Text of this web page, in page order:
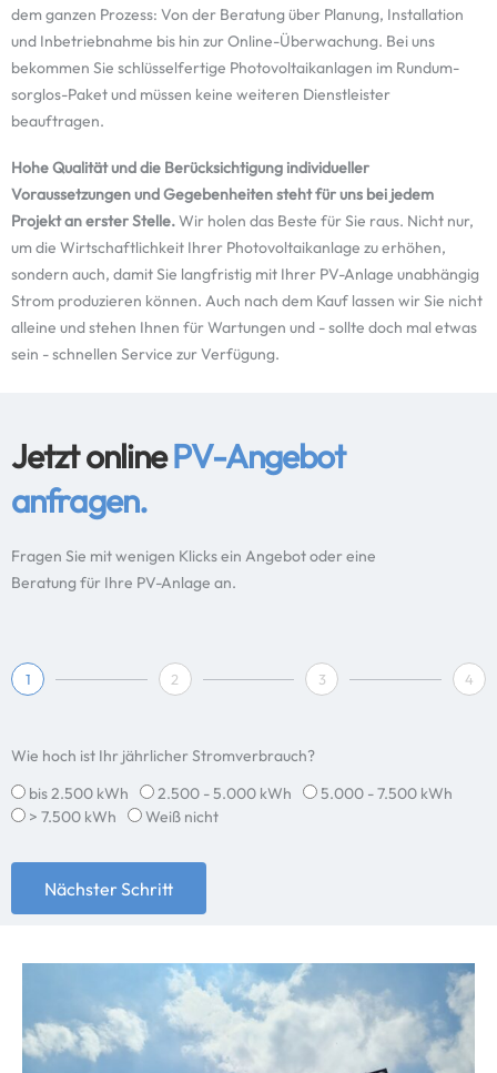
dem ganzen Prozess: Von der Beratung über Planung, Installation
und Inbetriebnahme bis hin zur Online-Überwachung. Bei uns
bekommen Sie schlüsselfertige Photovoltaikanlagen im Rundum-
sorglos-Paket und müssen keine weiteren Dienstleister
beauftragen.
Hohe Qualität und die Berücksichtigung individueller
Voraussetzungen und Gegebenheiten steht für uns bei jedem
Projekt an erster Stelle.Wir holen das Beste für Sie raus. Nicht nur,
um die Wirtschaftlichkeit Ihrer Photovoltaikanlage zu erhöhen,
sondern auch, damit Sie langfristig mit Ihrer PV-Anlage unabhängig
Strom produzieren können. Auch nach dem Kauf lassen wir Sie nicht
alleine und stehen Ihnen für Wartungen und - sollte doch mal etwas
sein - schnellen Service zur Verfügung.
Jetzt onlinePV-Angebot
anfragen.
Fragen Sie mit wenigen Klicks ein Angebot oder eine
Beratung für Ihre PV-Anlage an.
1 2 3 4
Wie hoch ist Ihr jährlicher Stromverbrauch?
bis 2.500 kWh
2.500 - 5.000 kWh
5.000 - 7.500 kWh
> 7.500 kWh
Weiß nicht
Nächster Schritt